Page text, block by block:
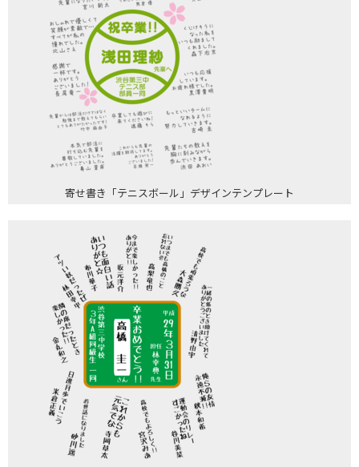
寄せ書き「テニスボール」デザインテンプレート